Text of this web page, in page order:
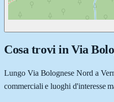
Cosa trovi in Via
Lungo Via Bolognese Nord a
commerciali e luoghi d'interesse